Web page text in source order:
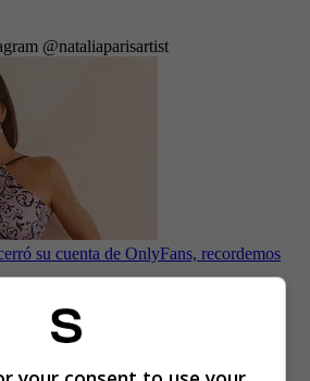
@nataliaparisartist
su cuenta de OnlyFans, recordemos
para además de dejar ver
también publica algunas sugerentes
las miradas o hasta llega a dañar